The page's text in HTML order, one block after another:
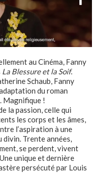
La Blessure et la Soif.
Schaub, Fanny
du roman
Magnifique !
la passion, celle qui
les corps et les âmes,
l’aspiration à une
divin. Trente années,
se perdent, vivent
unique et dernière
persécuté par Louis